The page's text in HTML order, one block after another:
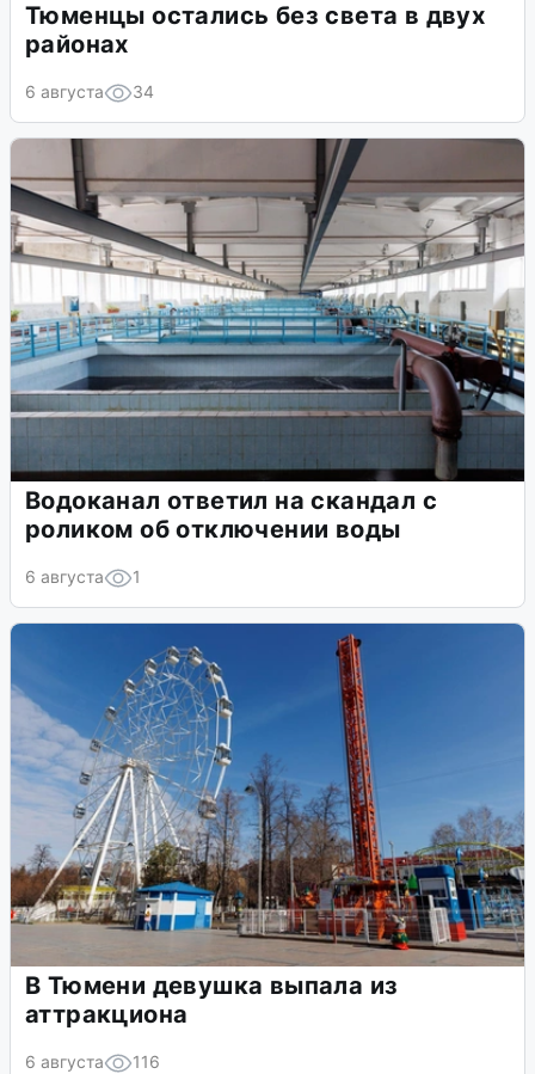
Тюменцы остались без света в двух
районах
6 августа 34
Водоканал ответил на скандал с
роликом об отключении воды
6 августа 1
В Тюмени девушка выпала из
аттракциона
6 августа 116